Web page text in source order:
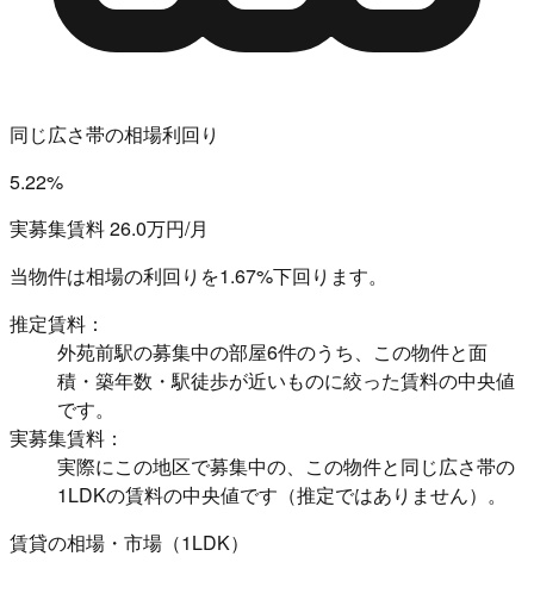
同じ広さ帯の相場利回り
5.22%
実募集賃料 26.0万円/月
当物件は相場の利回りを1.67%下回ります。
推定賃料：
外苑前駅の募集中の部屋6件のうち、この物件と面
積・築年数・駅徒歩が近いものに絞った賃料の中央値
です。
実募集賃料：
実際にこの地区で募集中の、この物件と同じ広さ帯の
1LDKの賃料の中央値です（推定ではありません）。
賃貸の相場・市場（1LDK）